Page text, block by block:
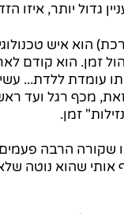
גדול יותר, איזו
הוא איש
זמן. הוא
ללדת...
מכף רגל ועד
זמן.
שקורה הרבה
אותי שהוא נוטה